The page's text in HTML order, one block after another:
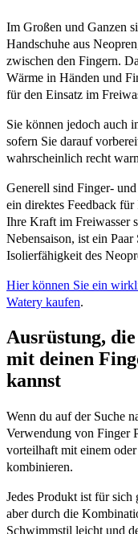
Im Großen und Ganzen
Handschuhe aus
zwischen den Fingern.
Wärme in Händen und
für den Einsatz im
Sie können jedoch auch
sofern Sie darauf
wahrscheinlich recht
Generell sind Finger-
ein direktes Feedback
Ihre Kraft im Freiwasser
Nebensaison, ist ein
Isolierfähigkeit des
Hier können Sie ein
Watery kaufen.
Ausrüstung,
mit deinen
kannst
Wenn du auf der Suche
Verwendung von Finger
vorteilhaft mit einem
kombinieren.
Jedes Produkt ist für sich
aber durch die
Schwimmstil leicht und